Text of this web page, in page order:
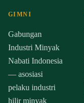
GIMNI
Gabungan
Industri Minyak
Nabati Indonesia
— asosiasi
pelaku industri
hilir minyak